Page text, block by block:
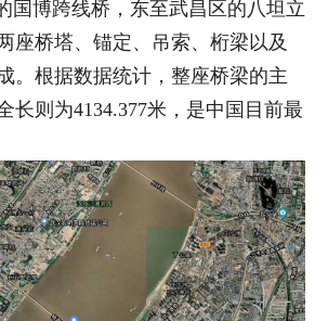
国博跨线桥，东至武昌区的八坦立
座桥塔、锚定、吊索、桁梁以及
。根据数据统计，整座桥梁的主
长则为4134.377米，是中国目前最